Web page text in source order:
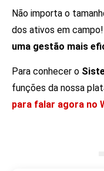
Não importa o
dos ativos em campo!
uma gestão mais
Para conhecer o
funções da nossa
para falar agora no